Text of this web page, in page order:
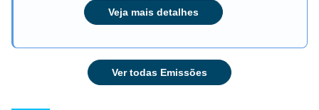
Veja mais detalhes
Ver todas Emissões